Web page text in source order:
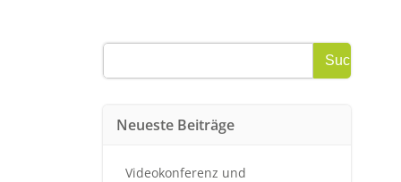
Suchen Suchen
Neueste Beiträge
Videokonferenz und